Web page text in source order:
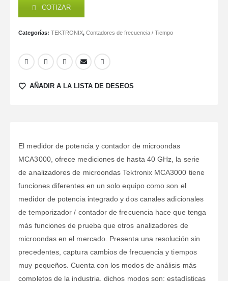
COTIZAR
Categorías:TEKTRONIX,Contadores de frecuencia / Tiempo
AÑADIR A LA LISTA DE DESEOS
El medidor de potencia y contador de microondas
MCA3000, ofrece mediciones de hasta 40 GHz, la serie
de analizadores de microondas Tektronix MCA3000 tiene
funciones diferentes en un solo equipo como son el
medidor de potencia integrado y dos canales adicionales
de temporizador / contador de frecuencia hace que tenga
más funciones de prueba que otros analizadores de
microondas en el mercado. Presenta una resolución sin
precedentes, captura cambios de frecuencia y tiempos
muy pequeños. Cuenta con los modos de análisis más
completos de la industria, dichos modos son: estadísticas